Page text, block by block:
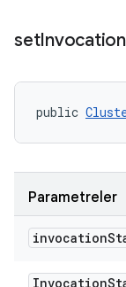
setInvocation
public
Parametreler
invocation
Invocation